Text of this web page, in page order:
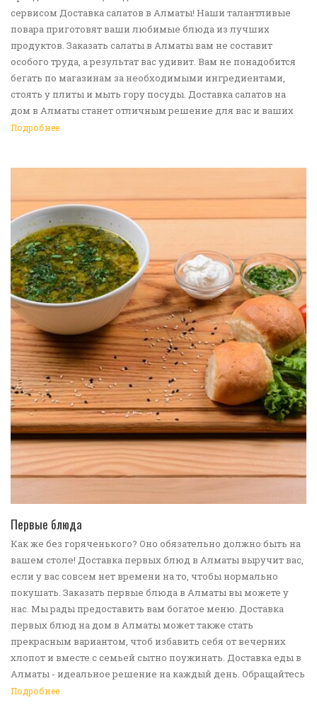
сервисом Доставка салатов в Алматы! Наши талантливые
повара приготовят ваши любимые блюда из лучших
продуктов. Заказать салаты в Алматы вам не составит
особого труда, а результат вас удивит. Вам не понадобится
бегать по магазинам за необходимыми ингредиентами,
стоять у плиты и мыть гору посуды. Доставка салатов на
дом в Алматы станет отличным решение для вас и ваших
родных, друзей. Ведь мы сами берем все хлопоты в свои
Подробнее
Первые блюда
Как же без горяченького? Оно обязательно должно быть на
вашем столе! Доставка первых блюд в Алматы выручит вас,
если у вас совсем нет времени на то, чтобы нормально
покушать. Заказать первые блюда в Алматы вы можете у
нас. Мы рады предоставить вам богатое меню. Доставка
первых блюд на дом в Алматы может также стать
прекрасным вариантом, чтоб избавить себя от вечерних
хлопот и вместе с семьей сытно поужинать. Доставка еды в
Алматы - идеальное решение на каждый день. Обращайтесь
к нам!
Подробнее